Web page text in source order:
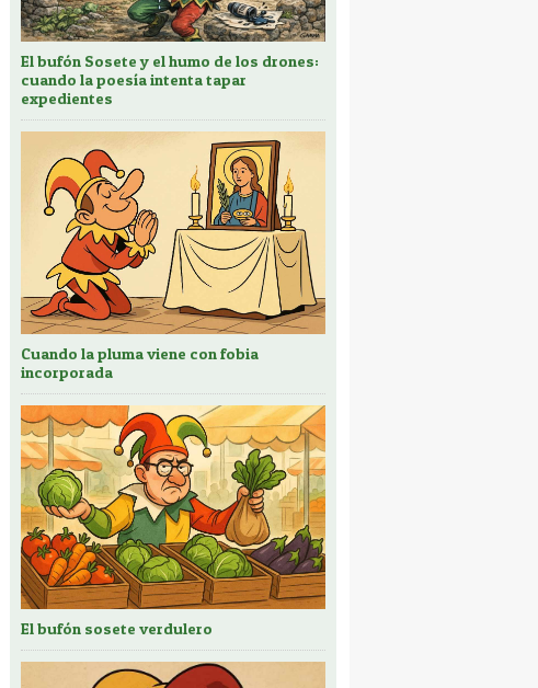
El bufón Sosete y el humo de los drones:
cuando la poesía intenta tapar
expedientes
Cuando la pluma viene con fobia
incorporada
El bufón sosete verdulero